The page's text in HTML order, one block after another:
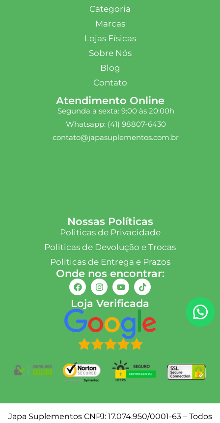
Categoria
Marcas
Lojas Físicas
Sobre Nós
Blog
Contato
Atendimento Online
Segunda a sexta: 9:00 às 20:00h
Whatsapp: (41) 98807-6430
contato@japasuplementos.com.br
Nossas Políticas
Politicas de Privacidade
Politicas de Devolução e Trocas
Politicas de Entrega e Prazos
Onde nos encontrar:
Loja Verificada
Japa Suplementos CNPJ: 17.074.950/0001-63 – Todos